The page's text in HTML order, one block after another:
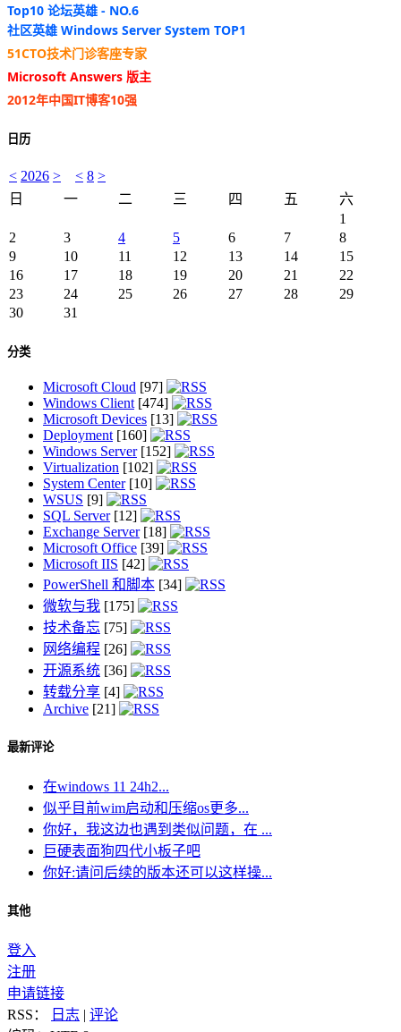
Top10 论坛英雄 - NO.6
社区英雄 Windows Server System TOP1
51CTO技术门诊客座专家
Microsoft Answers 版主
2012年中国IT博客10强
日历
< 2026 > < 8 >
日
一 二 三 四 五
六
1
2
3 4 5 6 7
8
9
10 11 12 13 14
15
16
17 18 19 20 21
22
23
24 25 26 27 28
29
30
31
分类
Microsoft Cloud [97]
Windows Client[474]
Microsoft Devices [13]
Deployment[160]
Windows Server[152]
Virtualization [102]
System Center[10]
WSUS [9]
SQL Server[12]
Exchange Server[18]
Microsoft Office [39]
Microsoft IIS [42]
PowerShell 和脚本 [34]
微软与我 [175]
技术备忘 [75]
网络编程 [26]
开源系统 [36]
转载分享 [4]
Archive [21]
最新评论
在windows 11 24h2...
似乎目前wim启动和压缩os更多...
你好，我这边也遇到类似问题，在 ...
巨硬表面狗四代小板子吧
你好:请问后续的版本还可以这样操...
其他
登入
注册
申请链接
RSS：
日志 | 评论